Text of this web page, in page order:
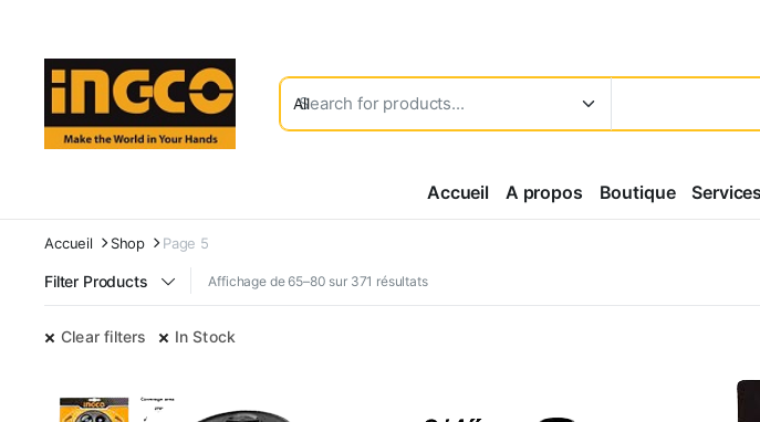
Accueil A propos Boutique Services
Accueil Shop Page 5
Filter Products Affichage de 65–80 sur 371 résultats
Clear filters In Stock